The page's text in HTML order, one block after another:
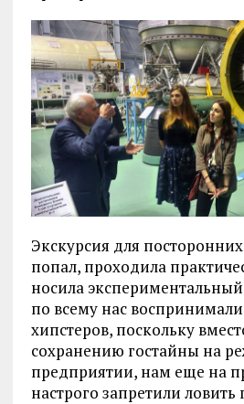
Экскурсия для
попал, проходила
носила
по всему нас
хипстеров, поскольку
сохранению гостайны на
предприятии, нам еще на
настрого запретили